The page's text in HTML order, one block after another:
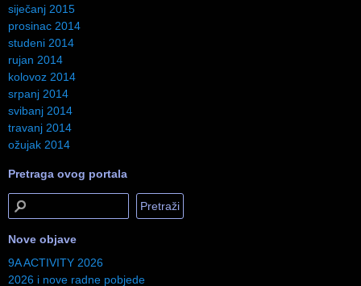
siječanj 2015
prosinac 2014
studeni 2014
rujan 2014
kolovoz 2014
srpanj 2014
svibanj 2014
travanj 2014
ožujak 2014
Pretraga ovog portala
Nove objave
9A ACTIVITY 2026
2026 i nove radne pobjede